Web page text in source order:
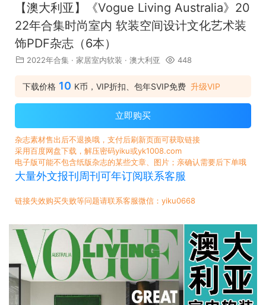
【澳大利亚】《Vogue Living Australia》20
22年合集时尚室内 软装空间设计文化艺术装
饰PDF杂志（6本）
2022年合集 · 家居室内软装 · 澳大利亚 448
下载价格 10 K币，VIP折扣、包年SVIP免费 升级VIP
立即购买
杂志素材售出后不退换哦，支付后刷新页面可获取链接
采用百度网盘下载，解压密码yiku或yk1008.com
电子版可能不包含纸版杂志的某些文章、图片；亲确认需要后下单哦
大量外文报刊周刊可年订阅联系客服
链接失效购买失败等问题请联系客服微信：yiku0668